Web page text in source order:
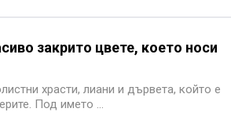
закрито цвете, което носи
храсти, лиани и дървета, който е
Под името ...